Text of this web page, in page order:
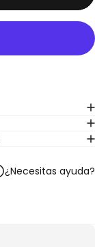
¿Necesitas ayuda?